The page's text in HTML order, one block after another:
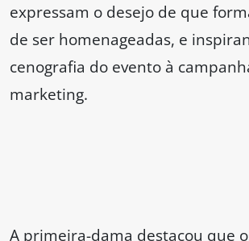
expressam o desejo de que
de ser homenageadas, e
cenografia do evento à
marketing.
A primeira-dama destacou que